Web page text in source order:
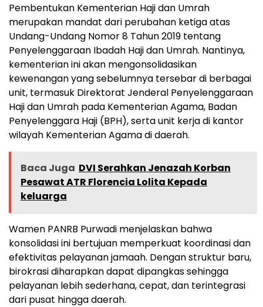
Pembentukan Kementerian Haji dan Umrah
merupakan mandat dari perubahan ketiga atas
Undang-Undang Nomor 8 Tahun 2019 tentang
Penyelenggaraan Ibadah Haji dan Umrah. Nantinya,
kementerian ini akan mengonsolidasikan
kewenangan yang sebelumnya tersebar di berbagai
unit, termasuk Direktorat Jenderal Penyelenggaraan
Haji dan Umrah pada Kementerian Agama, Badan
Penyelenggara Haji (BPH), serta unit kerja di kantor
wilayah Kementerian Agama di daerah.
Baca Juga DVI Serahkan Jenazah Korban
Pesawat ATR Florencia Lolita Kepada
keluarga
Wamen PANRB Purwadi menjelaskan bahwa
konsolidasi ini bertujuan memperkuat koordinasi dan
efektivitas pelayanan jamaah. Dengan struktur baru,
birokrasi diharapkan dapat dipangkas sehingga
pelayanan lebih sederhana, cepat, dan terintegrasi
dari pusat hingga daerah.